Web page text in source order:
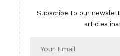
Subscribe to our
articles